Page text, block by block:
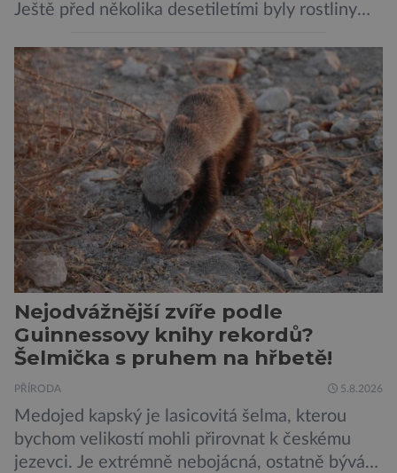
Ještě před několika desetiletími byly rostliny
pouze reagují na změny prostředí. Moderní
výzkum však ukazuje, že skutečnost je mnohem
zajímavější. Rostliny totiž dokážou své okolí
vnímat prostřednictvím mechanických podnětů
a samy také vydávají zvuky […]
Nejodvážnější zvíře podle
Guinnessovy knihy rekordů?
Šelmička s pruhem na hřbetě!
PŘÍRODA 5.8.2026
Medojed kapský je lasicovitá šelma, kterou
bychom velikostí mohli přirovnat k českému
jezevci. Je extrémně nebojácná, ostatně bývá